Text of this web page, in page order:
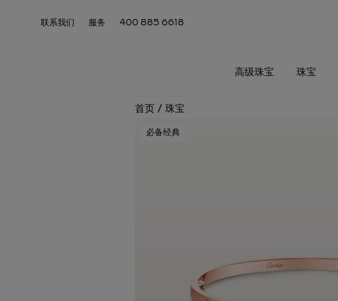
联系我们 服务 400 885 6618
高级珠宝 珠宝
首页 / 珠宝
必备经典